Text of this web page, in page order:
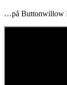
…på Buttonwillow